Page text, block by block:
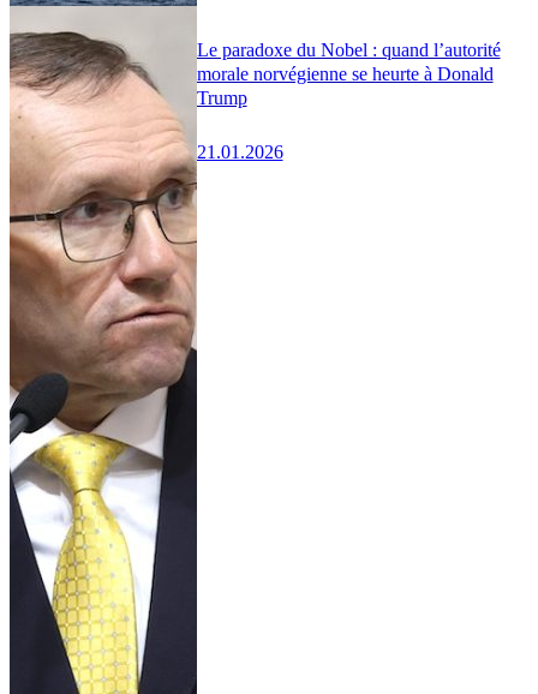
Le paradoxe du Nobel : quand l’autorité
morale norvégienne se heurte à Donald
Trump
21.01.2026